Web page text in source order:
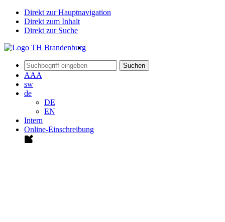
Direkt zur Hauptnavigation
Direkt zum Inhalt
Direkt zur Suche
Suchen
AAA
sw
de
DE
EN
Intern
Online-Einschreibung